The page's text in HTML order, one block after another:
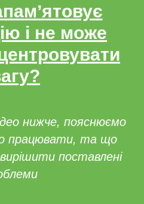
і не може
нижче, пояснюємо
працювати, та що
поставлені